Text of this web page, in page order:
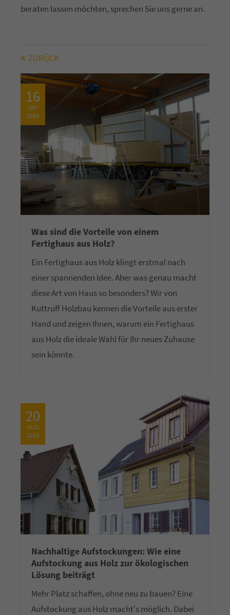
beraten lassen möchten, sprechen Sie uns gerne an.
ZURÜCK
16
SEP
2024
Was sind die Vorteile von einem
Fertighaus aus Holz?
Ein Fertighaus aus Holz klingt erstmal nach
einer spannenden Idee. Aber was genau macht
diese Art von Haus so besonders? Wir von
Kuttruff Holzbau kennen die Vorteile aus erster
Hand und zeigen Ihnen, warum ein Fertighaus
aus Holz die ideale Wahl für Ihr neues Zuhause
sein könnte.
20
AUG
2024
Nachhaltige Aufstockungen: Wie eine
Aufstockung aus Holz zur ökologischen
Lösung beiträgt
Mehr Platz schaffen, ohne neu zu bauen? Eine
Aufstockung aus Holz macht's möglich. Dabei